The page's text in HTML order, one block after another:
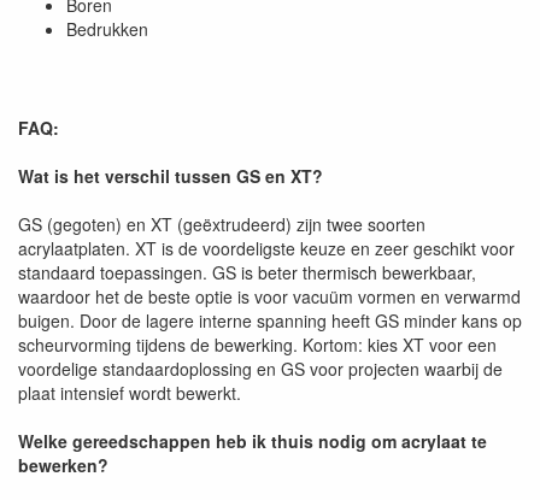
Boren
Bedrukken
FAQ:
Wat is het verschil tussen GS en XT?
GS (gegoten) en XT (geëxtrudeerd) zijn twee soorten
acrylaatplaten. XT is de voordeligste keuze en zeer geschikt voor
standaard toepassingen. GS is beter thermisch bewerkbaar,
waardoor het de beste optie is voor vacuüm vormen en verwarmd
buigen. Door de lagere interne spanning heeft GS minder kans op
scheurvorming tijdens de bewerking. Kortom: kies XT voor een
voordelige standaardoplossing en GS voor projecten waarbij de
plaat intensief wordt bewerkt.
Welke gereedschappen heb ik thuis nodig om acrylaat te
bewerken?